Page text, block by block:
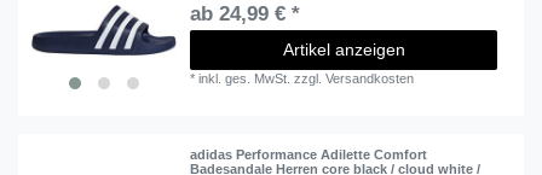
ab 24,99 € *
Artikel anzeigen
*inkl. ges. MwSt. zzgl.Versandkosten
adidas Performance Adilette Comfort
Badesandale Herren core black / cloud white /